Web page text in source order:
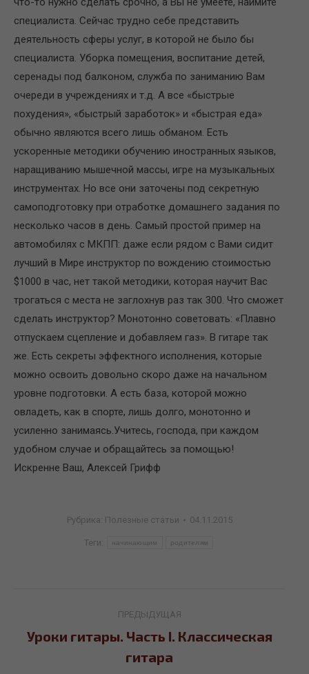
специалиста. Сейчас трудно себе представить
деятельность сферы услуг, в которой не было бы
специалиста. Уборка помещения, воспитание детей,
серенады под балконом, служба по заниманию Вам
очереди в учреждениях и т.д. А все «быстрые
похудения», «быстрый заработок» и «быстрая еда»
обычно являются всего лишь обманом. Есть
ускоренные методики обучению иностранных языков,
наращиванию мышечной массы, игре на музыкальных
инструментах. Но все они заточены под секретную
самоподготовку при отработке домашнего задания по
несколько часов в день. Самый простой пример на
автомобилях с МКПП: даже если рядом с Вами сидит
лучший в Мире инструктор по вождению стоимостью
$1000 в час, нет такой методики, которая научит Вас
трогаться с места не заглохнув раз так 300. Что сможет
сделать инструктор? Монотонно советовать: «Плавно
отпускаем сцепление и добавляем газ». В гитаре так
же. Есть секреты эффектного исполнения, которые
можно освоить довольно скоро даже на начальном
уровне подготовки. А есть база, которой можно
овладеть, как в спорте, лишь долго, монотонно и
усиленно занимаясь.Учитесь, господа, при каждом
удобном случае и обращайтесь за помощью!
Искренне Ваш, Алексей Грифф
Рубрика: Полезные статьи 04.11.2015
Теги: начинающим родителям
по
ПРЕДЫДУЩАЯ
Предыдущая
запись:
Уроки гитары. Часть I. Классическая
гитара